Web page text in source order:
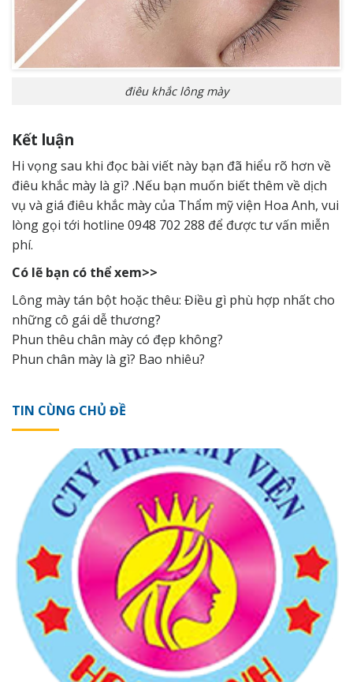
điêu khắc lông mày
Kết luận
Hi vọng sau khi đọc bài viết này bạn đã hiểu rõ hơn về
điêu khắc mày là gì? .Nếu bạn muốn biết thêm về dịch
vụ và giá điêu khắc mày của Thẩm mỹ viện Hoa Anh, vui
lòng gọi tới hotline 0948 702 288 để được tư vấn miễn
phí.
Có lẽ bạn có thể xem>>
Lông mày tán bột hoặc thêu: Điều gì phù hợp nhất cho
những cô gái dễ thương?
Phun thêu chân mày có đẹp không?
Phun chân mày là gì? Bao nhiêu?
TIN CÙNG CHỦ ĐỀ